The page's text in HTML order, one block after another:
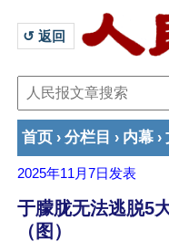
↺ 返回
首页 › 分栏目 › 内幕 ›
2025年11月7日 发表
于朦胧无法逃脱5
（图）